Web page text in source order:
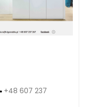
+48 607 237